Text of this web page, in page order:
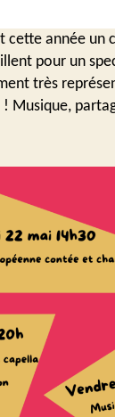
l’article
cette année
pour un
très
! Musique,